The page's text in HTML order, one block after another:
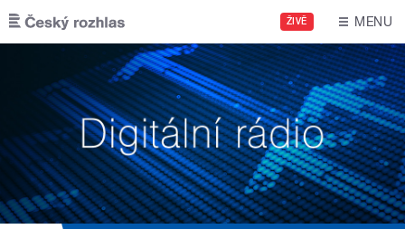
Přejít k hlavnímu obsahu
ŽIVĚ MENU